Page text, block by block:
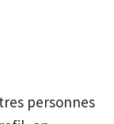
personnes